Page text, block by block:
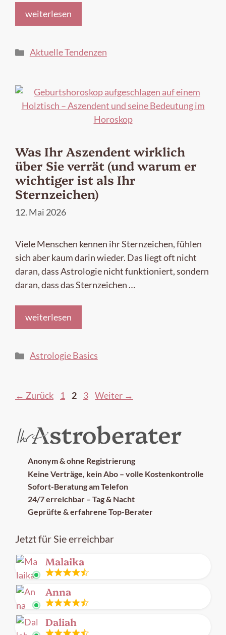
weiterlesen
Kategorien
Aktuelle Tendenzen
Was Ihr Aszendent wirklich
über Sie verrät (und warum er
wichtiger ist als Ihr
Sternzeichen)
12. Mai 2026
Viele Menschen kennen ihr Sternzeichen, fühlen
sich aber kaum darin wieder. Das liegt oft nicht
daran, dass Astrologie nicht funktioniert, sondern
daran, dass das Sternzeichen …
weiterlesen
Kategorien
Astrologie Basics
← Zurück Seite
1 Seite
2 Seite
3 Weiter →
Anonym & ohne Registrierung
Keine Verträge, kein Abo – volle Kostenkontrolle
Sofort-Beratung am Telefon
24/7 erreichbar – Tag & Nacht
Geprüfte & erfahrene Top-Berater
Jetzt für Sie erreichbar
Leitung
frei
Malaika
Leitung
frei
Anna
Daliah